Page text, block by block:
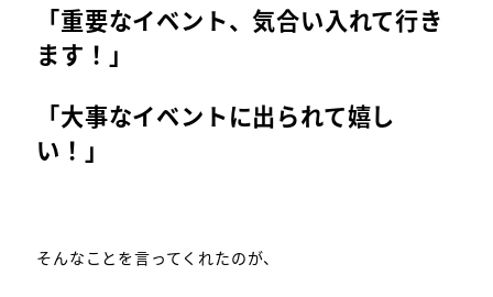
「重要なイベント、気合い入れて行き
ます！」
「大事なイベントに出られて嬉し
い！」
そんなことを言ってくれたのが、